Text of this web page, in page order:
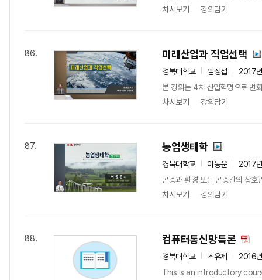
차시보기
강의담기
86. 미래산업과 직업선택
경북대학교 엄정섭
2017
본 강의는 4차 산업혁명으로 변
차시보기
강의담기
87. 농업생태학
경북대학교 이동운
2017
곤충과 환경 또는 곤충간의 상호
차시보기
강의담기
88. 컴퓨터통신망특론
경북대학교 조유제
2016
This is an introductory